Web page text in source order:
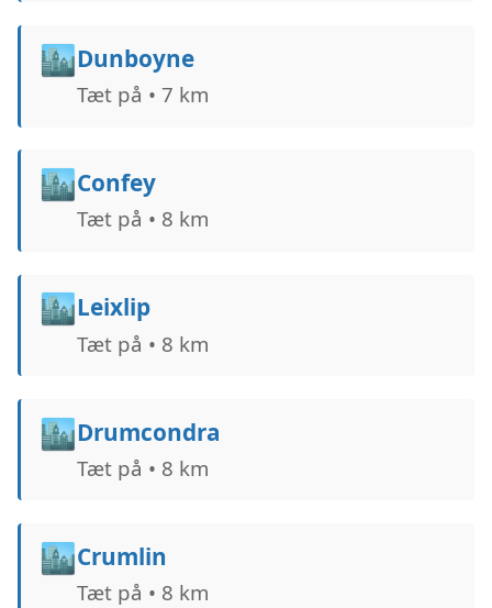
🏙️Dunboyne
Tæt på • 7 km
🏙️Confey
Tæt på • 8 km
🏙️Leixlip
Tæt på • 8 km
🏙️Drumcondra
Tæt på • 8 km
🏙️Crumlin
Tæt på • 8 km